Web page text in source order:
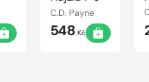
C.D. Payne
548 Kč